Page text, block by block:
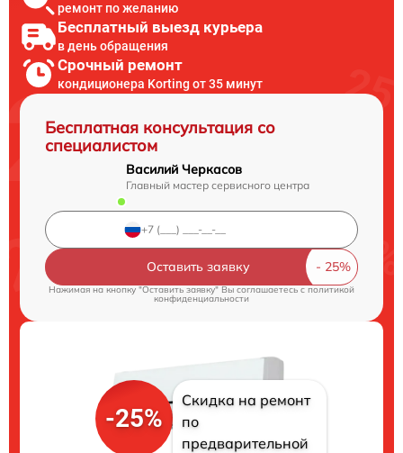
ремонт по желанию
Бесплатный выезд курьера
в день обращения
Срочный ремонт
кондиционера Korting от 35 минут
Бесплатная консультация со
специалистом
Василий Черкасов
Главный мастер сервисного центра
Оставить заявку
Нажимая на кнопку "Оставить заявку" Вы соглашаетесь cполитикой
конфиденциальности
-25%
Скидка на ремонт
по
предварительной